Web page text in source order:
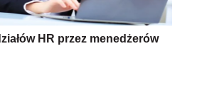
HR przez menedżerów